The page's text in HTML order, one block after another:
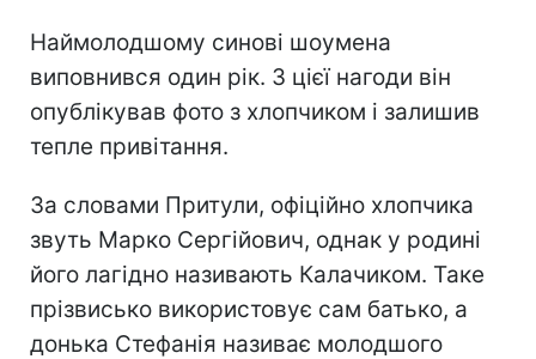
Наймолодшому синові шоумена
виповнився один рік. З цієї нагоди він
опублікував фото з хлопчиком і залишив
тепле привітання.
За словами Притули, офіційно хлопчика
звуть Марко Сергійович, однак у родині
його лагідно називають Калачиком. Таке
прізвисько використовує сам батько, а
донька Стефанія називає молодшого